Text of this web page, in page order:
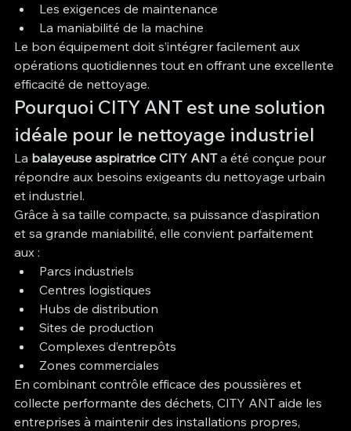
Les exigences de maintenance
La maniabilité de la machine
Le bon équipement doit s’intégrer facilement aux
opérations quotidiennes tout en offrant une excellente
efficacité de nettoyage.
Pourquoi CITY ANT est une solution
idéale pour le nettoyage industriel
La balayeuse aspiratrice CITY ANT a été conçue pour
répondre aux besoins exigeants du nettoyage urbain
et industriel.
Grâce à sa taille compacte, sa puissance d’aspiration
et sa grande maniabilité, elle convient parfaitement
aux :
Parcs industriels
Centres logistiques
Hubs de distribution
Sites de production
Complexes d’entrepôts
Zones commerciales
En combinant contrôle efficace des poussières et
collecte performante des déchets, CITY ANT aide les
entreprises à maintenir des installations propres,